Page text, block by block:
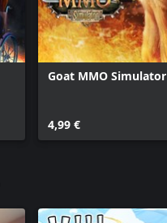
Goat MMO Simulator
4,99 €